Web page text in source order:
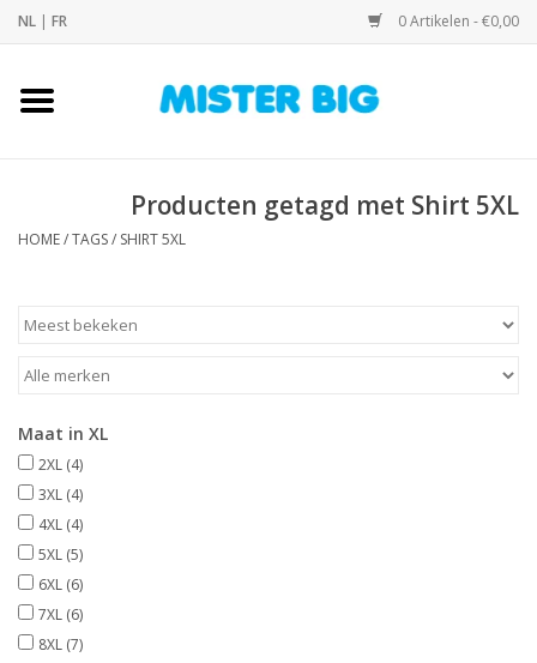
NL | FR 0 Artikelen - €0,00
Home
Onze Winkel
Contact
BLOGS
Merken
Producten getagd met Shirt 5XL
HOME/TAGS/ SHIRT 5XL
Maat in XL
2XL (4)
3XL (4)
4XL (4)
5XL (5)
6XL (6)
7XL (6)
8XL (7)